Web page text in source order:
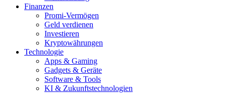
Finanzen
Promi-Vermögen
Geld verdienen
Investieren
Kryptowährungen
Technologie
Apps & Gaming
Gadgets & Geräte
Software & Tools
KI & Zukunftstechnologien